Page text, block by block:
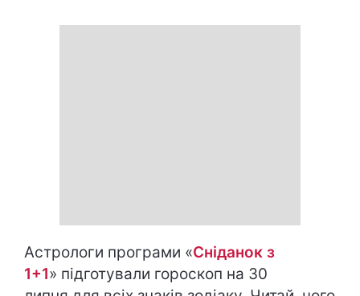
Астрологи програми «Сніданок з
1+1» підготували гороскоп на 30